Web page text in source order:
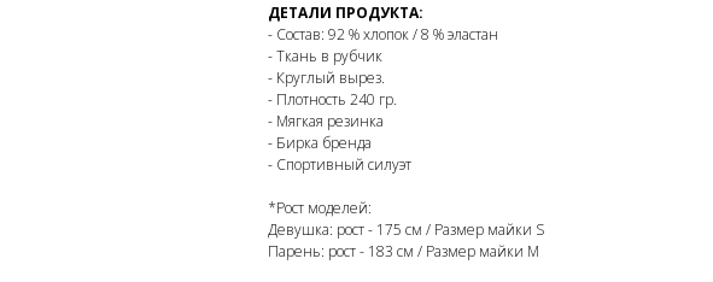
ДЕТАЛИ ПРОДУКТА:
- Состав: 92 % хлопок / 8 % эластан
- Ткань в рубчик
- Круглый вырез.
- Плотность 240 гр.
- Мягкая резинка
- Бирка бренда
- Спортивный силуэт
*Рост моделей:
Девушка: рост - 175 см / Размер майки S
Парень: рост - 183 см / Размер майки M